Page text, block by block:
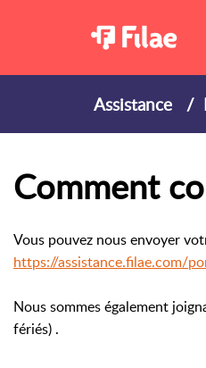
Assistance
Comment
Vous pouvez nous envoyer
https://assistance.filae.com/
Nous sommes également
fériés) .